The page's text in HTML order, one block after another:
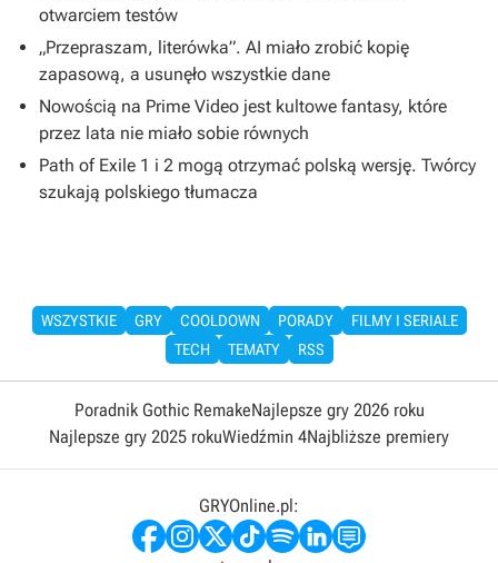
otwarciem testów
„Przepraszam, literówka”. AI miało zrobić kopię
zapasową, a usunęło wszystkie dane
Nowością na Prime Video jest kultowe fantasy, które
przez lata nie miało sobie równych
Path of Exile 1 i 2 mogą otrzymać polską wersję. Twórcy
szukają polskiego tłumacza
WSZYSTKIE GRY COOLDOWN PORADY
FILMY I SERIALE
TECH
TEMATY RSS
Poradnik Gothic RemakeNajlepsze gry 2026 roku
Najlepsze gry 2025 rokuWiedźmin 4Najbliższe premiery
GRYOnline.pl: